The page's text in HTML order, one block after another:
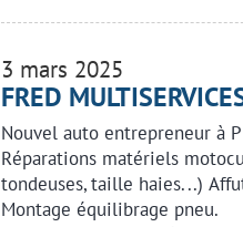
3 mars 2025
FRED
Nouvel auto entrepreneur à
Réparations matériels
tondeuses, taille haies...)
Montage équilibrage pneu.